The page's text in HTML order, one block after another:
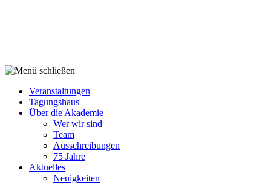
Veranstaltungen
Tagungshaus
Über die Akademie
Wer wir sind
Team
Ausschreibungen
75 Jahre
Aktuelles
Neuigkeiten